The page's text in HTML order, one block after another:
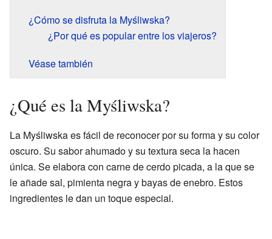
¿Cómo se disfruta la Myśliwska?
¿Por qué es popular entre los viajeros?
Véase también
¿Qué es la Myśliwska?
La Myśliwska es fácil de reconocer por su forma y su color
oscuro. Su sabor ahumado y su textura seca la hacen
única. Se elabora con carne de cerdo picada, a la que se
le añade sal, pimienta negra y bayas de enebro. Estos
ingredientes le dan un toque especial.